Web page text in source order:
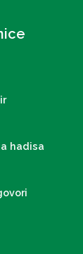
hadisa